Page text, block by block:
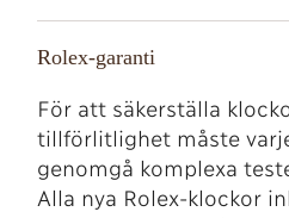
Rolex-garanti
För att säkerställa
tillförlitlighet måste
genomgå komplexa
Alla nya Rolex-klockor